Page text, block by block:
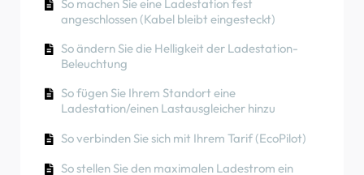
Phasenverschiebung
integrieren
unerwartete Probleme aufgetreten sind
Ladezustand
Phasenverschiebung
Wie übertrage ich das Eigentum an den
Endkunden (Partnerportal)?
Vorkonfiguration: Führen Sie die
Installationskonfiguration auf dem Portal aus
So machen Sie eine Ladestation fest
angeschlossen (Kabel bleibt eingesteckt)
So ändern Sie die Helligkeit der Ladestation-
Beleuchtung
So fügen Sie Ihrem Standort eine
Ladestation/einen Lastausgleicher hinzu
So verbinden Sie sich mit Ihrem Tarif (EcoPilot)
So stellen Sie den maximalen Ladestrom ein